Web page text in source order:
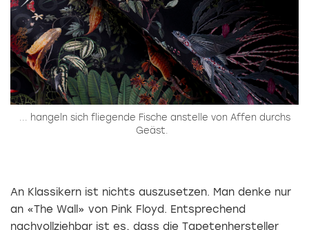
... hangeln sich fliegende Fische anstelle von Affen durchs
Geäst.
An Klassikern ist nichts auszusetzen. Man denke nur
an «The Wall» von Pink Floyd. Entsprechend
nachvollziehbar ist es, dass die Tapetenhersteller